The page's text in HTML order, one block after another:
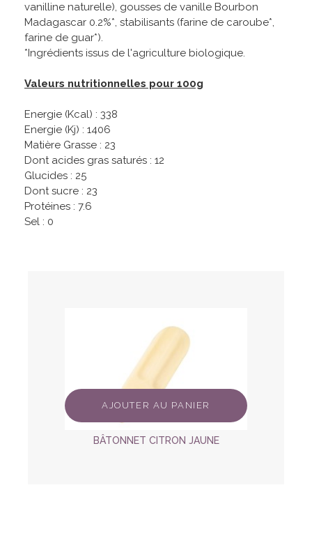
vanilline naturelle), gousses de vanille Bourbon
Madagascar 0.2%*, stabilisants (farine de caroube*,
farine de guar*).
*Ingrédients issus de l'agriculture biologique.
Valeurs nutritionnelles pour 100g
Energie (Kcal) : 338
Energie (Kj) : 1406
Matière Grasse : 23
Dont acides gras saturés : 12
Glucides : 25
Dont sucre : 23
Protéines : 7.6
Sel : 0
AJOUTER AU PANIER
BÂTONNET CITRON JAUNE